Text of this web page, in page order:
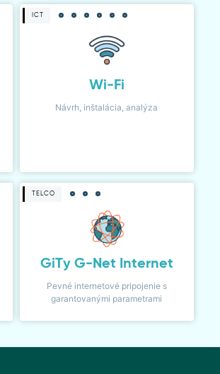
ICT
Wi-Fi
Návrh, inštalácia, analýza
TELCO
GiTy G-Net Internet
Pevné internetové pripojenie s
garantovanými parametrami